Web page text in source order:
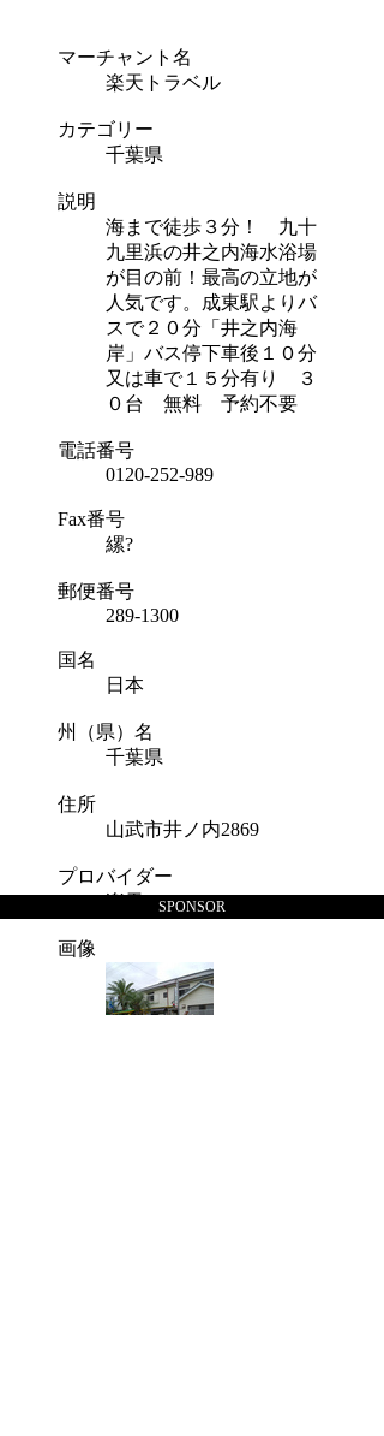
マーチャント名
楽天トラベル
カテゴリー
千葉県
説明
海まで徒歩３分！ 九十
九里浜の井之内海水浴場
が目の前！最高の立地が
人気です。成東駅よりバ
スで２０分「井之内海
岸」バス停下車後１０分
又は車で１５分有り ３
０台 無料 予約不要
電話番号
0120-252-989
Fax番号
縲?
郵便番号
289-1300
国名
日本
州（県）名
千葉県
住所
山武市井ノ内2869
プロバイダー
楽天
画像
SPONSOR